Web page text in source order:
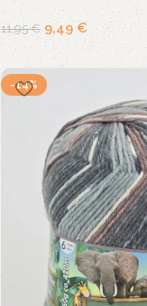
11,95€ 9,49 €
-14%